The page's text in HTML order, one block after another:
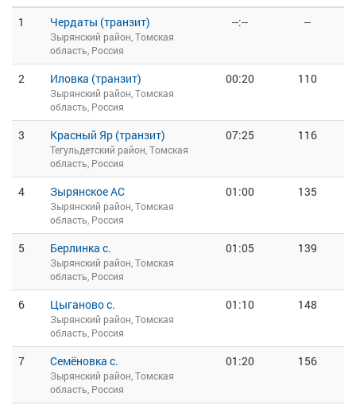
1
Чердаты (транзит)
Зырянский район, Томская
область, Россия
--:-- --
2 Иловка (транзит)
Зырянский район, Томская
область, Россия
00:20 110
3 Красный Яр (транзит)
Тегульдетский район, Томская
область, Россия
07:25 116
4 Зырянское АС
Зырянский район, Томская
область, Россия
01:00 135
5 Берлинка с.
Зырянский район, Томская
область, Россия
01:05 139
6 Цыганово с.
Зырянский район, Томская
область, Россия
01:10 148
7 Семёновка с.
Зырянский район, Томская
область, Россия
01:20 156